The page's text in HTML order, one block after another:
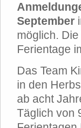
September
möglich.
Ferientage
Das Team
in den
ab acht
Täglich von